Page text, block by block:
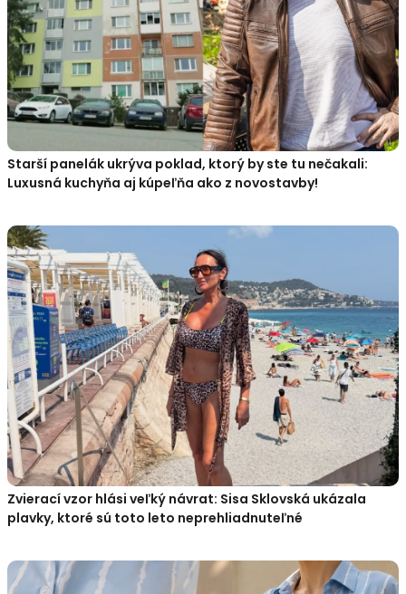
Starší panelák ukrýva poklad, ktorý by ste tu nečakali:
Luxusná kuchyňa aj kúpeľňa ako z novostavby!
Zvierací vzor hlási veľký návrat: Sisa Sklovská ukázala
plavky, ktoré sú toto leto neprehliadnuteľné